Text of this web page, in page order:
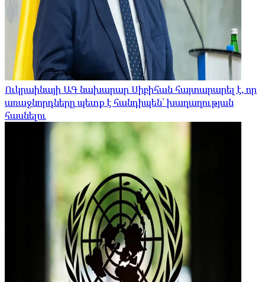
Ուկրաինայի ԱԳ նախարար Սիբիհան հայտարարել է, որ
առաջնորդները պետք է հանդիպեն՝ խաղաղության
հասնելու